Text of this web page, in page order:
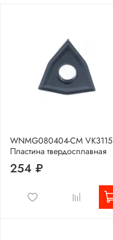
WNMG080404-CM VK3115
Пластина твердосплавная
254 ₽